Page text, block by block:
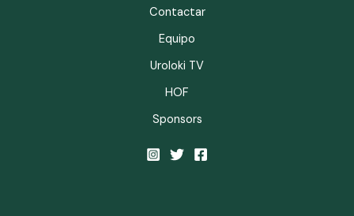
Contactar
Equipo
Uroloki TV
HOF
Sponsors